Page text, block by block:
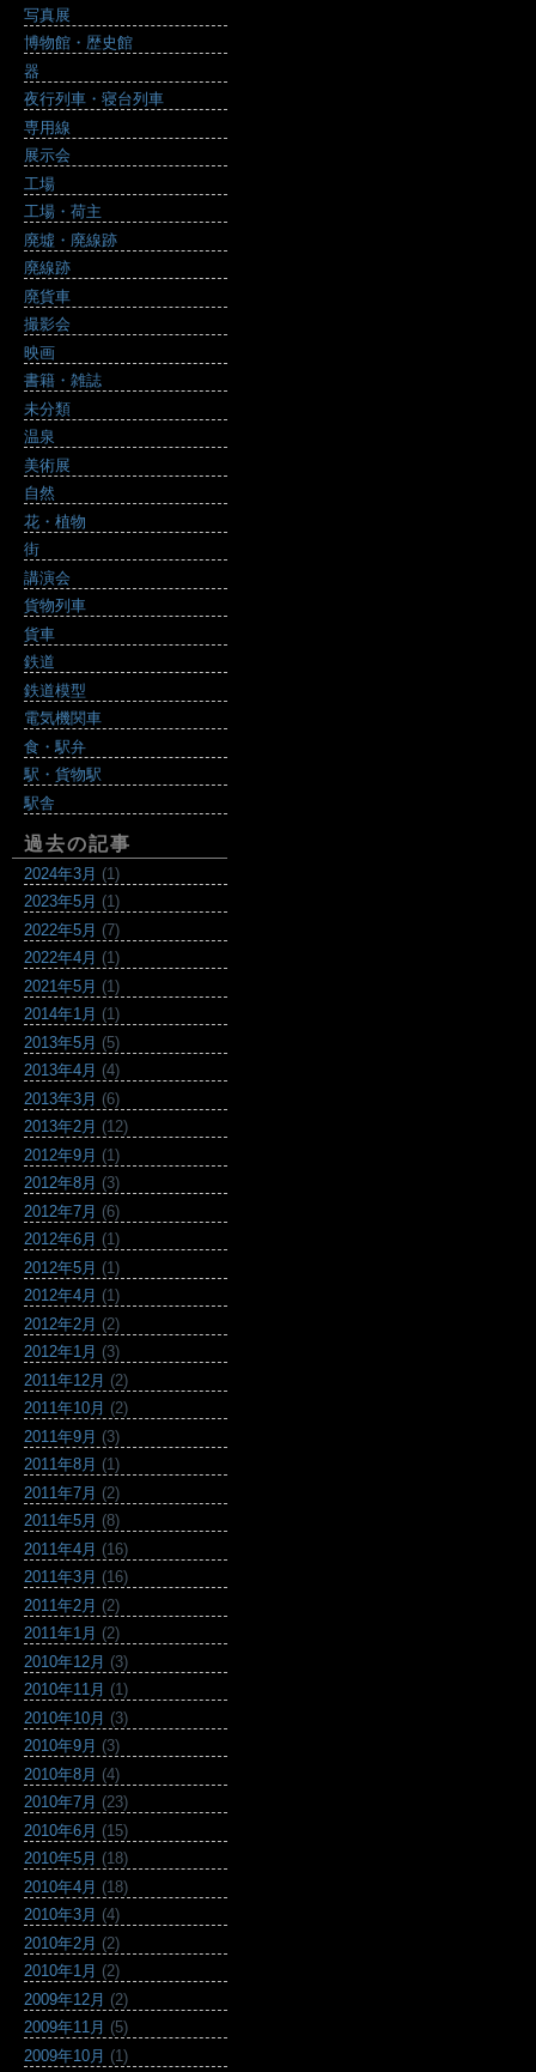
写真展
博物館・歴史館
器
夜行列車・寝台列車
専用線
展示会
工場
工場・荷主
廃墟・廃線跡
廃線跡
廃貨車
撮影会
映画
書籍・雑誌
未分類
温泉
美術展
自然
花・植物
街
講演会
貨物列車
貨車
鉄道
鉄道模型
電気機関車
食・駅弁
駅・貨物駅
駅舎
過去の記事
2024年3月 (1)
2023年5月 (1)
2022年5月 (7)
2022年4月 (1)
2021年5月 (1)
2014年1月 (1)
2013年5月 (5)
2013年4月 (4)
2013年3月 (6)
2013年2月 (12)
2012年9月 (1)
2012年8月 (3)
2012年7月 (6)
2012年6月 (1)
2012年5月 (1)
2012年4月 (1)
2012年2月 (2)
2012年1月 (3)
2011年12月 (2)
2011年10月 (2)
2011年9月 (3)
2011年8月 (1)
2011年7月 (2)
2011年5月 (8)
2011年4月 (16)
2011年3月 (16)
2011年2月 (2)
2011年1月 (2)
2010年12月 (3)
2010年11月 (1)
2010年10月 (3)
2010年9月 (3)
2010年8月 (4)
2010年7月 (23)
2010年6月 (15)
2010年5月 (18)
2010年4月 (18)
2010年3月 (4)
2010年2月 (2)
2010年1月 (2)
2009年12月 (2)
2009年11月 (5)
2009年10月 (1)